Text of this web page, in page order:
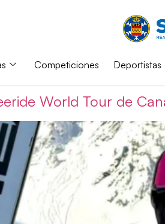
Competiciones Deportistas
World Tour de